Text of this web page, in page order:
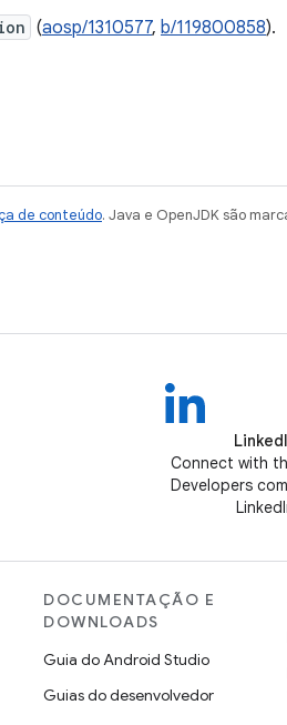
(aosp/1310577, b/119800858).
de conteúdo. Java e OpenJDK são
Connect with
Developers
DOCUMENTAÇÃO E
DOWNLOADS
Guia do Android Studio
Guias do desenvolvedor